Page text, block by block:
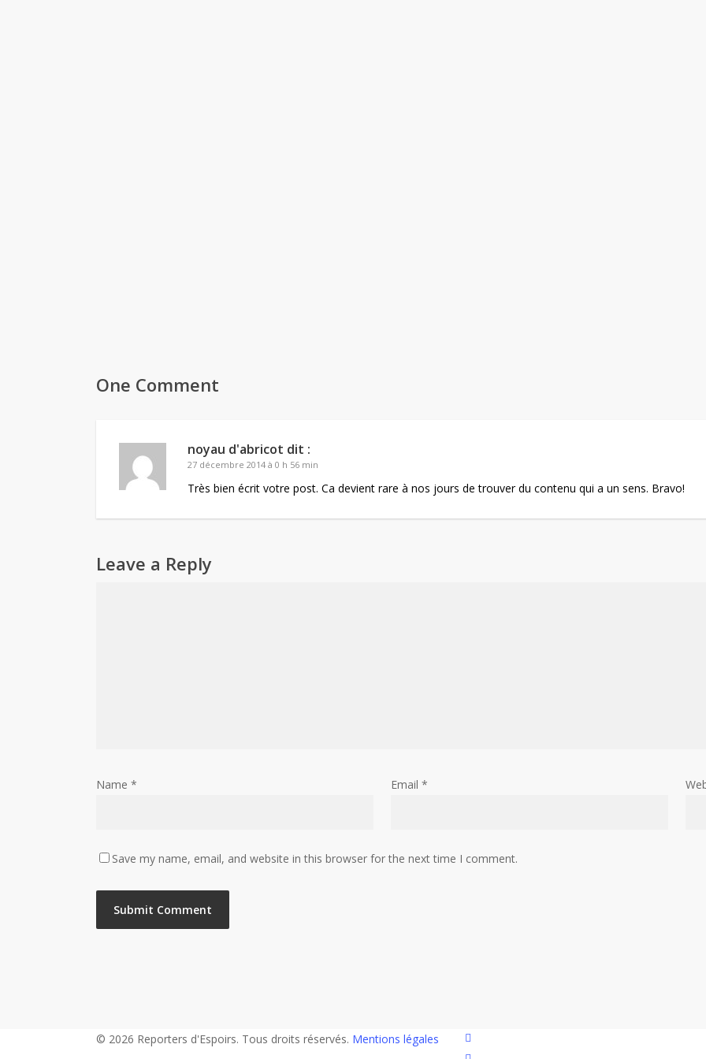
One Comment
noyau d'abricot dit :
27 décembre 2014 à 0 h 56 min
Très bien écrit votre post. Ca devient rare à nos jours de trouver du contenu qui a un sens. Bravo!
Leave a Reply
Name * Email *
Save my name, email, and website in this browser for the next time I comment.
© 2026 Reporters d'Espoirs. Tous droits réservés. Mentions légales
twitter